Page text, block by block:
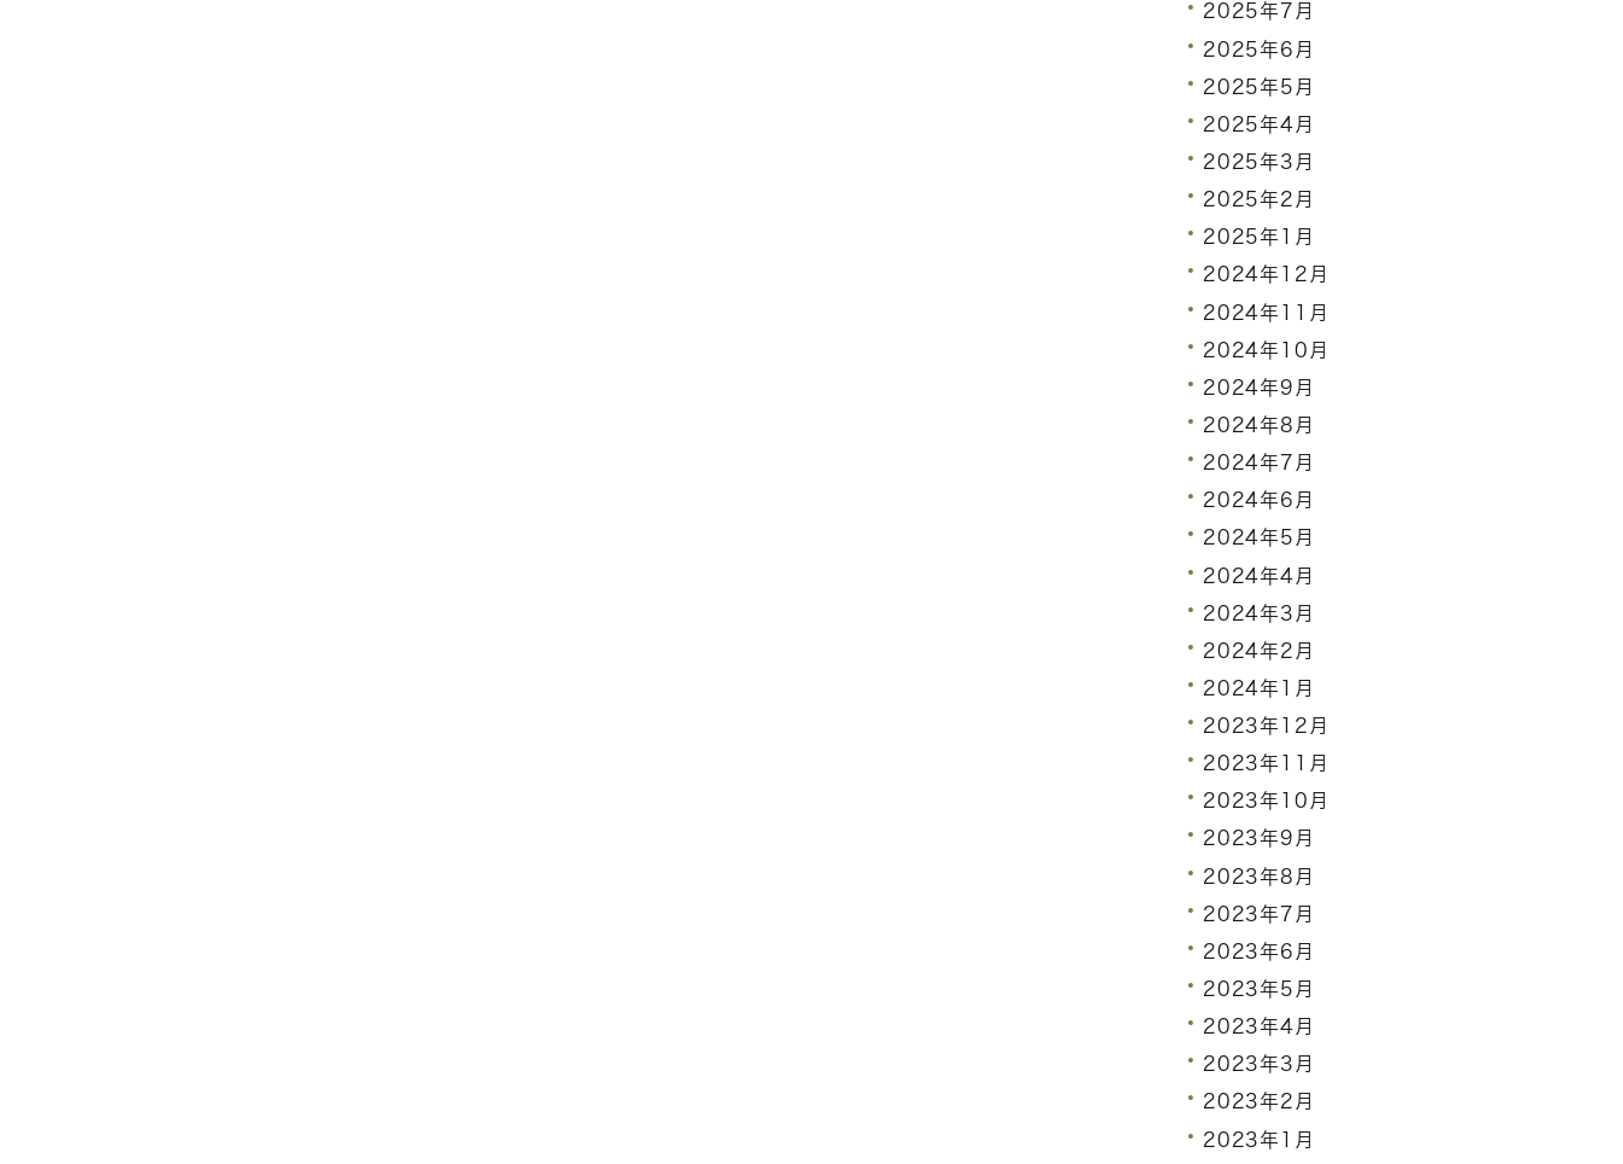
2025年7月
2025年6月
2025年5月
2025年4月
2025年3月
2025年2月
2025年1月
2024年12月
2024年11月
2024年10月
2024年9月
2024年8月
2024年7月
2024年6月
2024年5月
2024年4月
2024年3月
2024年2月
2024年1月
2023年12月
2023年11月
2023年10月
2023年9月
2023年8月
2023年7月
2023年6月
2023年5月
2023年4月
2023年3月
2023年2月
2023年1月